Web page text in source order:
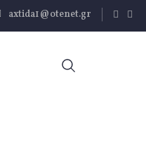
axtida1@otenet.gr